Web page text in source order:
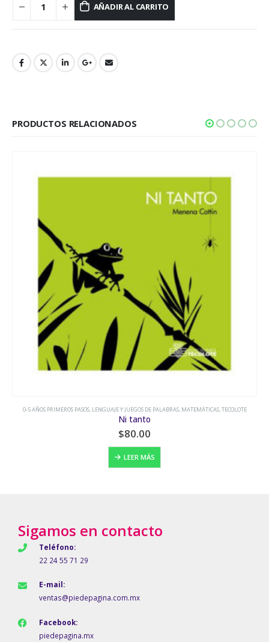
AÑADIR AL CARRITO
PRODUCTOS RELACIONADOS
0-5 AÑOS PRIMEROS PASOS,LENGUAJE Y JUEGOS DE PALABRAS,TECOLOTE,VIDA COTIDIANA O FANTASÍA
Oficios de ayer y de hoy
$80.00
LEER MÁS
Sigamos en contacto
Teléfono:
22 24 55 71 29
E-mail:
ventas@piedepagina.com.mx
Facebook:
piedepagina.mx